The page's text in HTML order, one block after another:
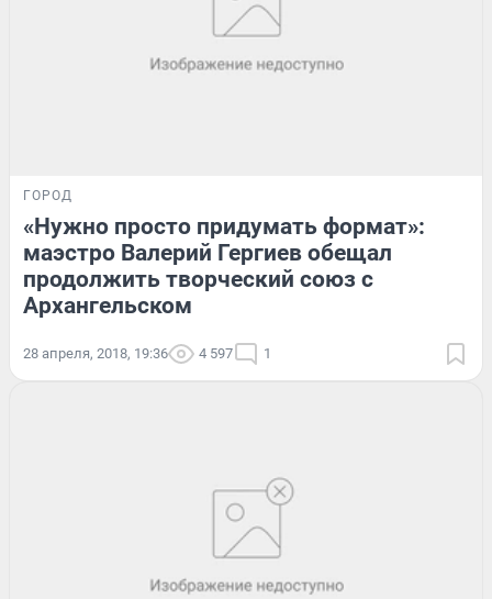
ГОРОД
«Нужно просто придумать формат»:
маэстро Валерий Гергиев обещал
продолжить творческий союз с
Архангельском
28 апреля, 2018, 19:36 4 597 1